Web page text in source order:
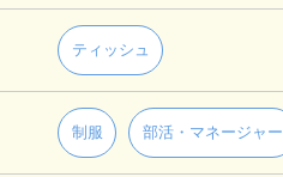
ティッシュ
制服 部活・マネージャー